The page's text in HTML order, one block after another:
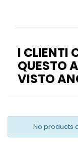
I CLIENTI
QUESTO
VISTO
No products